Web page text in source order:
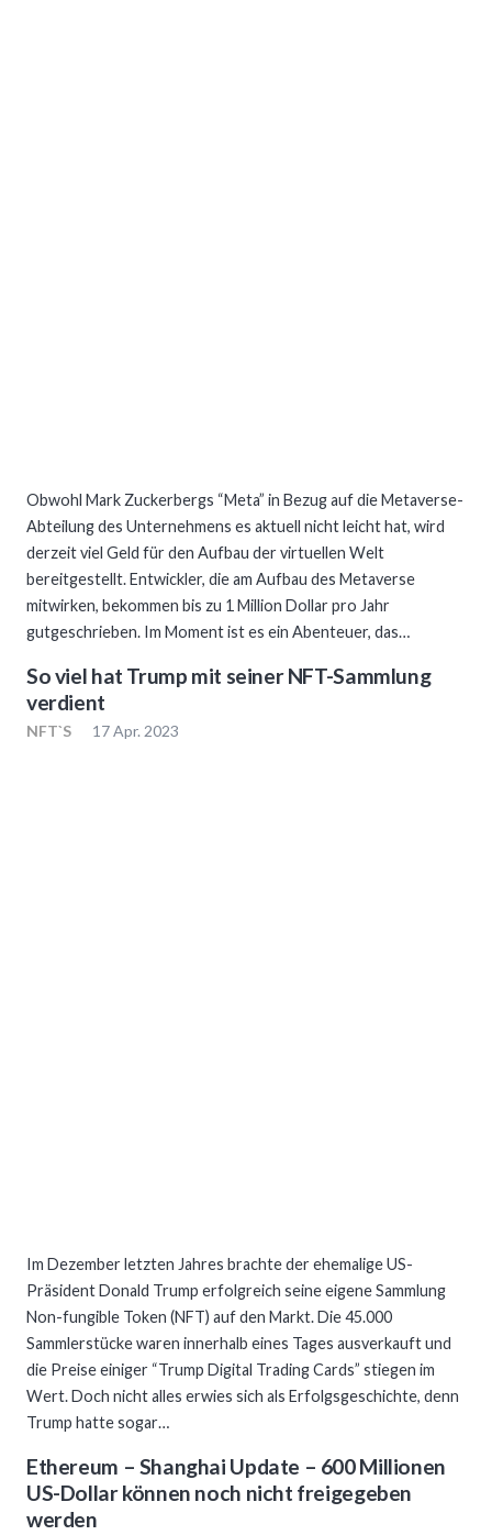
Obwohl Mark Zuckerbergs “Meta” in Bezug auf die Metaverse-
Abteilung des Unternehmens es aktuell nicht leicht hat, wird
derzeit viel Geld für den Aufbau der virtuellen Welt
bereitgestellt. Entwickler, die am Aufbau des Metaverse
mitwirken, bekommen bis zu 1 Million Dollar pro Jahr
gutgeschrieben. Im Moment ist es ein Abenteuer, das…
So viel hat Trump mit seiner NFT-Sammlung
verdient
NFT`S 17 Apr. 2023
Im Dezember letzten Jahres brachte der ehemalige US-
Präsident Donald Trump erfolgreich seine eigene Sammlung
Non-fungible Token (NFT) auf den Markt. Die 45.000
Sammlerstücke waren innerhalb eines Tages ausverkauft und
die Preise einiger “Trump Digital Trading Cards” stiegen im
Wert. Doch nicht alles erwies sich als Erfolgsgeschichte, denn
Trump hatte sogar…
Ethereum – Shanghai Update – 600 Millionen
US-Dollar können noch nicht freigegeben
werden